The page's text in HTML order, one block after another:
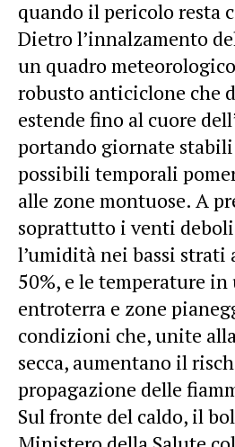
quando il pericolo resta
Dietro l’innalzamento
un quadro
robusto anticiclone che
estende fino al cuore
portando giornate
possibili temporali
alle zone montuose. A
soprattutto i venti
l’umidità nei bassi strati
50%, e le temperature in
entroterra e zone
condizioni che, unite
secca, aumentano il
propagazione delle
Sul fronte del caldo, il